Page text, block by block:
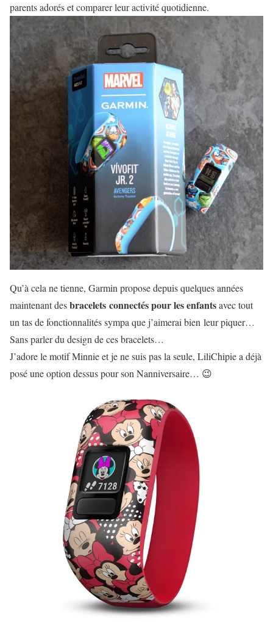
parents adorés et comparer leur activité quotidienne.
Qu’à cela ne tienne, Garmin propose depuis quelques années
maintenant desbracelets connectés pour les enfantsavec tout
un tas de fonctionnalités sympa que j’aimerai bien leur piquer…
Sans parler du design de ces bracelets…
J’adore le motif Minnie et je ne suis pas la seule, LiliChipie a déjà
posé une option dessus pour son Nanniversaire… 😉